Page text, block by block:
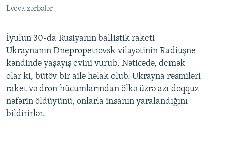
Lvova zərbələr
İyulun 30-da Rusiyanın ballistik raketi
Ukraynanın Dnepropetrovsk vilayətinin Radiuşne
kəndində yaşayış evini vurub. Nəticədə, demək
olar ki, bütöv bir ailə həlak olub. Ukrayna rəsmiləri
raket və dron hücumlarından ölkə üzrə azı doqquz
nəfərin öldüyünü, onlarla insanın yaralandığını
bildirirlər.